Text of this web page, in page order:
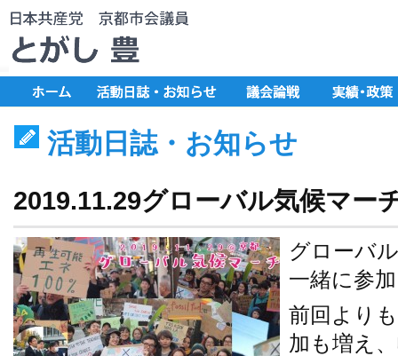
活動日誌・お知らせ
2019.11.29グローバル気候マー
グローバ
一緒に参
前回より
加も増え